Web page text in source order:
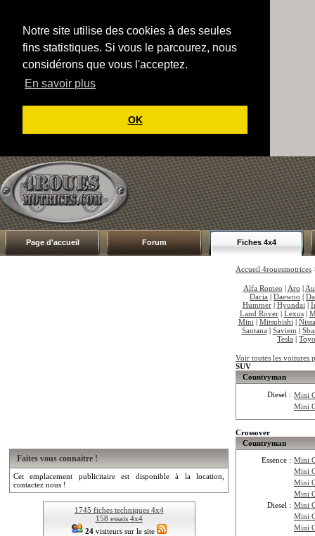
Notre site utilise des cookies à des seules
fins statistiques. Si vous le parcourez, nous
considérons que vous l'acceptez.
En savoir plus
OK
Page d'accueil Forum Fiches 4x4
Faites vous connaitre !
Cet emplacement publicitaire est disponible à la location,
contactez nous !
1745 fiches techniques 4x4
158 essais 4x4
24visiteurs sur le site
Accueil 4rouesmotrices
Alfa Romeo | Aro |
Dacia | Daewoo |
Hummer| Hyundai |
Land Rover| Lexus|
Mini | Mitsubishi |
Santana | Saviem |
Tesla |
Voir toutes les voitures
SUV
Countryman
Diesel : Mini
Mini
Crossover
Countryman
Essence : Mini
Mini
Mini
Mini
Diesel : Mini
Mini
Mini